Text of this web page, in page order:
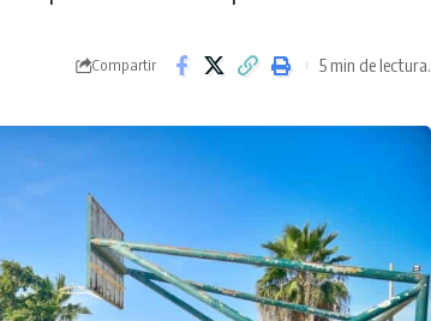
Compartir 5 min de lectura.